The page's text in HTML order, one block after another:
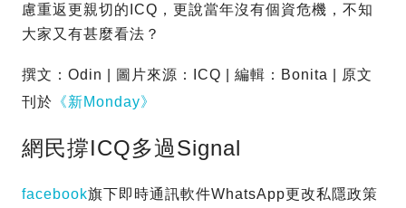
慮重返更親切的ICQ，更說當年沒有個資危機，不知
大家又有甚麼看法？
撰文：Odin | 圖片來源：ICQ | 編輯：Bonita | 原文
刊於 《新Monday》
網民撐ICQ多過Signal
facebook旗下即時通訊軟件WhatsApp更改私隱政策